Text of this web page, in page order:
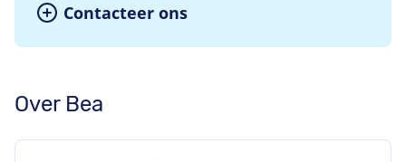
Contacteer ons
Over Bea